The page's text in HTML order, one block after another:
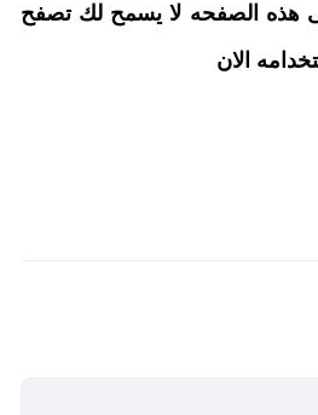
هذه الصفحه لا يسمح لك تصفح
الان